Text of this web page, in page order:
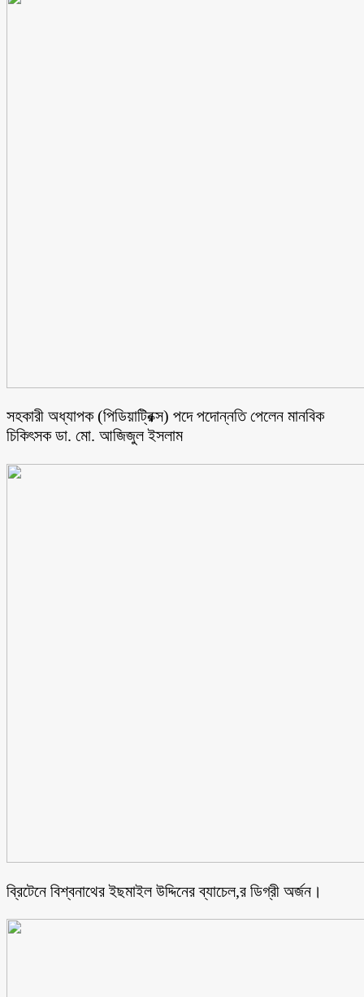
সহকারী অধ্যাপক (পিডিয়াট্রিক্স) পদে পদোন্নতি পেলেন মানবিক
চিকিৎসক ডা. মো. আজিজুল ইসলাম
ব্রিটেনে বিশ্বনাথের ইছমাইল উদ্দিনের ব্যাচেল,র ডিগ্রী অর্জন।